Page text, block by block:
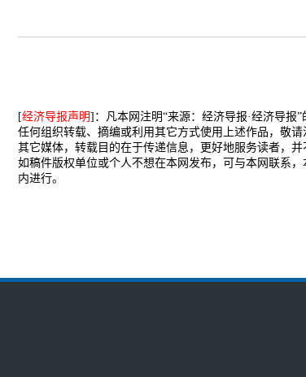
[经济导报声明]：凡本网注明“来源：经济导报·经济导报
任何组织转载、摘编或利用其它方式使用上述作品，敬
其它媒体，转载目的在于传递信息，更好地服务读者，
如稿件版权单位或个人不想在本网发布，可与本网联系
内进行。